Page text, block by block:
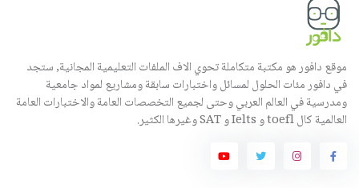
موقع دافور هو مكتبة متكاملة تحوي الاف الملفات التعليمية المجانية, ستجد
في دافور مئات الحلول لمسائل واختبارات سابقة ومشاريع لمواد جامعية
ومدرسية في العالم العربي وحتى لجميع التخصصات العامة والاختبارات العامة
العالمية كال toefl و Ielts و SAT وغيرها الكثير.